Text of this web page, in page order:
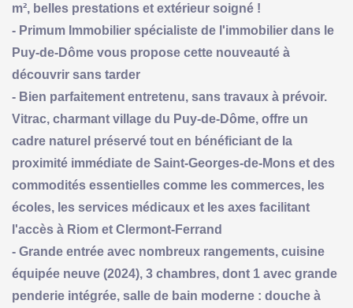
m², belles prestations et extérieur soigné !
- Primum Immobilier spécialiste de l'immobilier dans le
Puy-de-Dôme vous propose cette nouveauté à
découvrir sans tarder
- Bien parfaitement entretenu, sans travaux à prévoir.
Vitrac, charmant village du Puy-de-Dôme, offre un
cadre naturel préservé tout en bénéficiant de la
proximité immédiate de Saint-Georges-de-Mons et des
commodités essentielles comme les commerces, les
écoles, les services médicaux et les axes facilitant
l'accès à Riom et Clermont-Ferrand
- Grande entrée avec nombreux rangements, cuisine
équipée neuve (2024), 3 chambres, dont 1 avec grande
penderie intégrée, salle de bain moderne : douche à